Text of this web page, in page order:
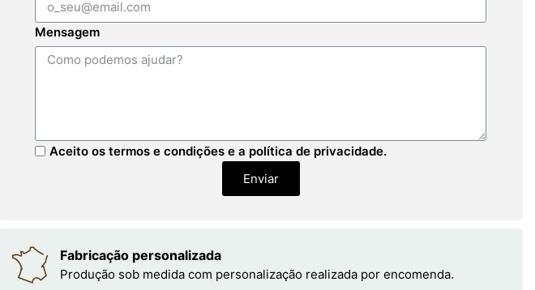
Mensagem
Aceito os termos e condições e a política de privacidade.
Enviar
Fabricação personalizada
Produção sob medida com personalização realizada por encomenda.